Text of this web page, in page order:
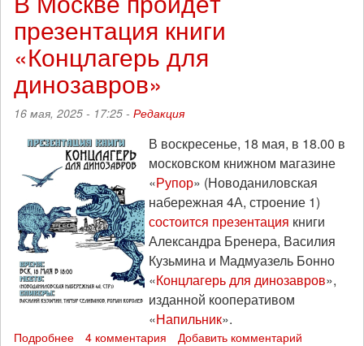
цветочек
пингвины
у
Белого
дома:
пацифистские
акции
«ДвУРАКа»
и
«зАиБи»
презентация книги
«Концлагерь для
динозавров»
16 мая, 2025 - 17:25 - Редакция
В воскресенье, 18 мая, в 18.00 в
московском книжном магазине
«Рупор» (Новоданиловская
набережная 4А, строение 1)
состоится презентация книги
Александра Бренера, Василия
Кузьмина и Мадмуазель Бонно
«Концлагерь для динозавров»,
изданной кооперативом
«Напильник».
Подробнее 4 комментария Добавить комментарий